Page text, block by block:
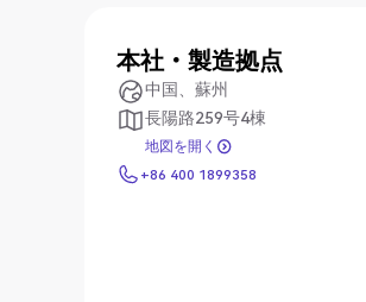
本社・製造拠点
中国、蘇州
長陽路259号4棟
地図を開く
地図を開く
+86 400 1899358